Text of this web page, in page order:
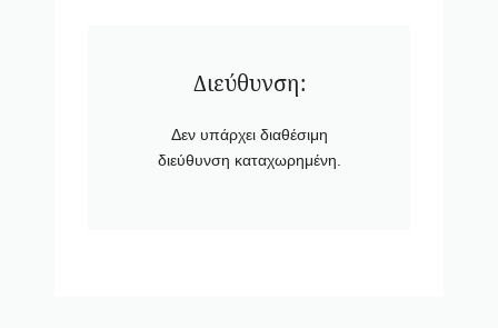
Διεύθυνση:
Δεν υπάρχει διαθέσιμη
διεύθυνση καταχωρημένη.